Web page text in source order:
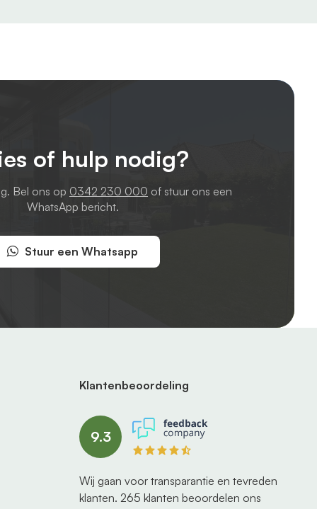
of hulp nodig?
Bel ons op 0342 230 000 of stuur ons een
WhatsApp bericht.
Stuur een Whatsapp
Klantenbeoordeling
9.3
Wij gaan voor transparantie en tevreden
klanten. 265 klanten beoordelen ons